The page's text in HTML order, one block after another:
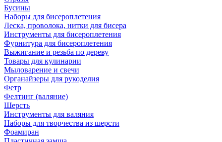
Бусины
Наборы для бисероплетения
Леска, проволока, нитки для бисера
Инструменты для бисероплетения
Фурнитура для бисероплетения
Выжигание и резьба по дереву
Товары для кулинарии
Мыловарение и свечи
Органайзеры для рукоделия
Фетр
Фелтинг (валяние)
Шерсть
Инструменты для валяния
Наборы для творчества из шерсти
Фоамиран